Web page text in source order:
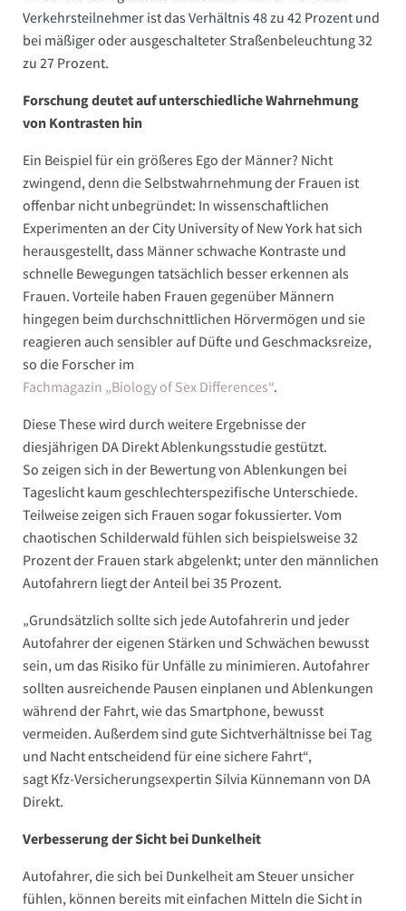
Verkehrsteilnehmer ist das Verhältnis 48 zu 42 Prozent und
bei mäßiger oder ausgeschalteter Straßenbeleuchtung 32
zu 27 Prozent.
Forschung deutet auf unterschiedliche Wahrnehmung
von Kontrasten hin
Ein Beispiel für ein größeres Ego der Männer? Nicht
zwingend, denn die Selbstwahrnehmung der Frauen ist
offenbar nicht unbegründet: In wissenschaftlichen
Experimenten an der City University of New York hat sich
herausgestellt, dass Männer schwache Kontraste und
schnelle Bewegungen tatsächlich besser erkennen als
Frauen. Vorteile haben Frauen gegenüber Männern
hingegen beim durchschnittlichen Hörvermögen und sie
reagieren auch sensibler auf Düfte und Geschmacksreize,
so die Forscher im
Fachmagazin „Biology of Sex Differences“.
Diese These wird durch weitere Ergebnisse der
diesjährigen DA Direkt Ablenkungsstudie gestützt.
So zeigen sich in der Bewertung von Ablenkungen bei
Tageslicht kaum geschlechterspezifische Unterschiede.
Teilweise zeigen sich Frauen sogar fokussierter. Vom
chaotischen Schilderwald fühlen sich beispielsweise 32
Prozent der Frauen stark abgelenkt; unter den männlichen
Autofahrern liegt der Anteil bei 35 Prozent.
„Grundsätzlich sollte sich jede Autofahrerin und jeder
Autofahrer der eigenen Stärken und Schwächen bewusst
sein, um das Risiko für Unfälle zu minimieren. Autofahrer
sollten ausreichende Pausen einplanen und Ablenkungen
während der Fahrt, wie das Smartphone, bewusst
vermeiden. Außerdem sind gute Sichtverhältnisse bei Tag
und Nacht entscheidend für eine sichere Fahrt“,
sagt Kfz-Versicherungsexpertin Silvia Künnemann von DA
Direkt.
Verbesserung der Sicht bei Dunkelheit
Autofahrer, die sich bei Dunkelheit am Steuer unsicher
fühlen, können bereits mit einfachen Mitteln die Sicht in